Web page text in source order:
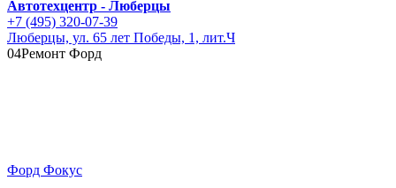
Автотехцентр - Люберцы
+7 (495) 320-07-39
Люберцы, ул. 65 лет Победы, 1, лит.Ч
04Ремонт Форд
Форд Фокус